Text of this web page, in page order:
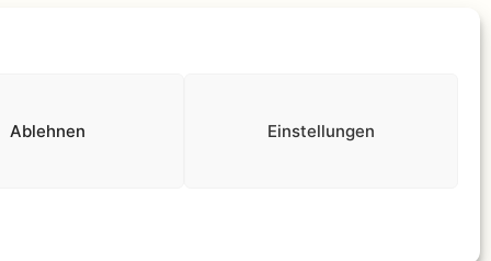
Ablehnen Einstellungen